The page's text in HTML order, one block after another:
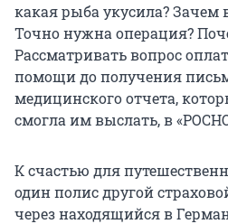
какая рыба укусила?
Точно нужна операция?
Рассматривать вопрос
помощи до получения
медицинского отчета,
смогла им выслать, в
К счастью для
один полис другой
через находящийся в